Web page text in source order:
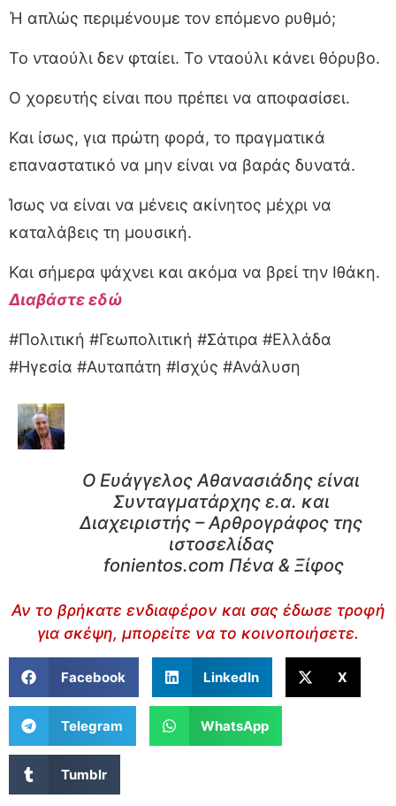
Ή απλώς περιμένουμε τον επόμενο ρυθμό;
Το νταούλι δεν φταίει. Το νταούλι κάνει θόρυβο.
Ο χορευτής είναι που πρέπει να αποφασίσει.
Και ίσως, για πρώτη φορά, το πραγματικά
επαναστατικό να μην είναι να βαράς δυνατά.
Ίσως να είναι να μένεις ακίνητος μέχρι να
καταλάβεις τη μουσική.
Και σήμερα ψάχνει και ακόμα να βρεί την Ιθάκη.
Διαβάστε εδώ
#Πολιτική #Γεωπολιτική #Σάτιρα #Ελλάδα
#Ηγεσία #Αυταπάτη #Ισχύς #Ανάλυση
Ο Ευάγγελος Αθανασιάδης είναι
Συνταγματάρχης ε.α. και
Διαχειριστής – Αρθρογράφος της
ιστοσελίδας
fonientos.com Πένα & Ξίφος
Αν το βρήκατε ενδιαφέρον και σας έδωσε τροφή
για σκέψη, μπορείτε να το κοινοποιήσετε.
Facebook LinkedIn X
Telegram WhatsApp
Tumblr